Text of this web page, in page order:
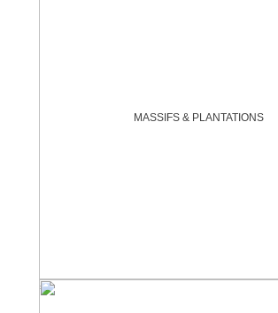
MASSIFS & PLANTATIONS